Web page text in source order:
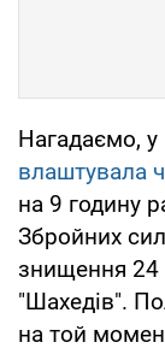
Нагадаємо, у
влаштувала
на 9 годину
Збройних
знищення 24
"Шахедів".
на той